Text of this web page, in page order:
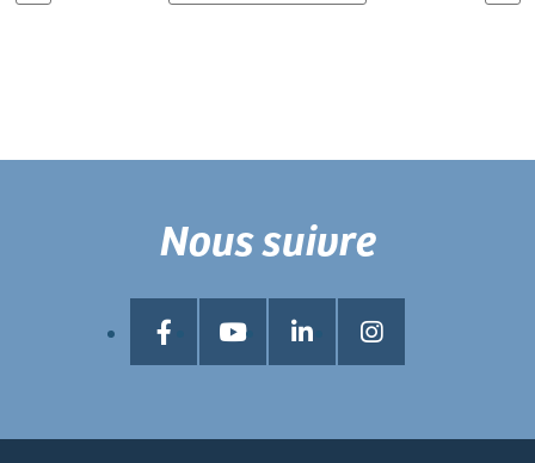
Nous suivre